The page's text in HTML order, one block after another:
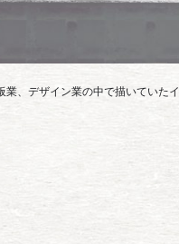
、デザイン業の中で描いてい